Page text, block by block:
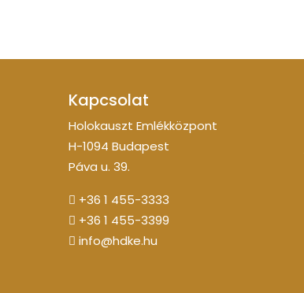
Kapcsolat
Holokauszt Emlékközpont
H-1094 Budapest
Páva u. 39.
+36 1 455-3333
+36 1 455-3399
info@hdke.hu